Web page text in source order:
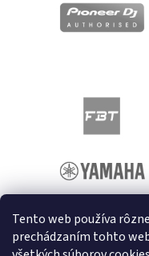
Tento web používa
prechádzaním tohto